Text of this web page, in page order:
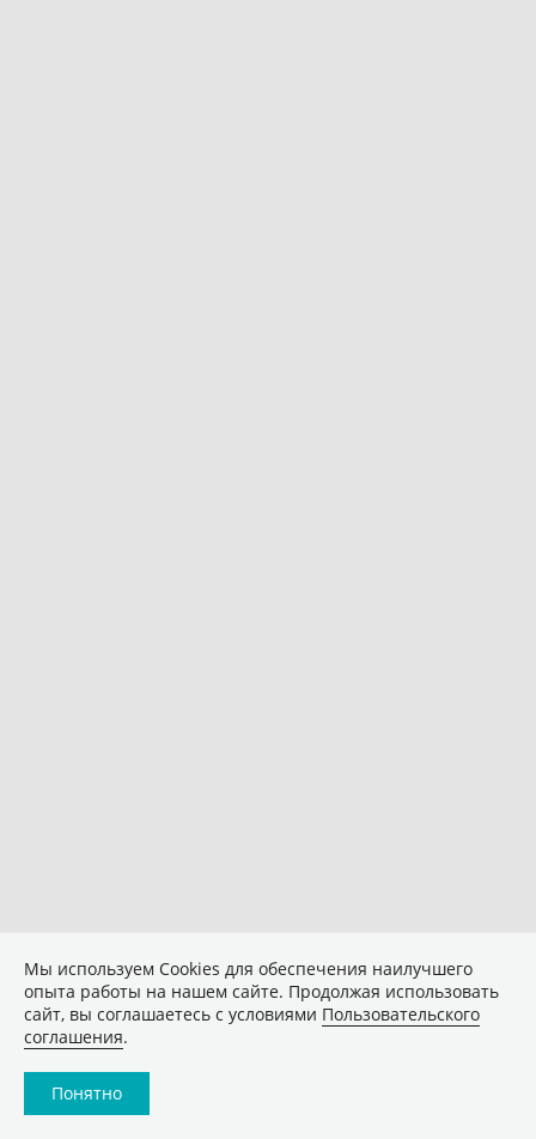
Мы используем Сookies для обеспечения наилучшего
опыта работы на нашем сайте. Продолжая использовать
сайт, вы соглашаетесь с условиями Пользовательского
соглашения.
Понятно